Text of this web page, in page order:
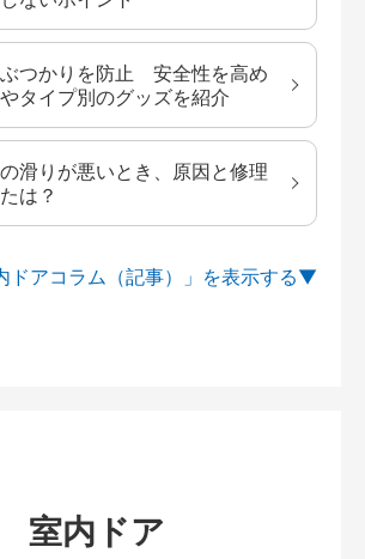
ぶつかりを防止 安全性を高め
タイプ別のグッズを紹介
滑りが悪いとき、原因と修理
は？
ドアコラム（記事）」を
室内ドア